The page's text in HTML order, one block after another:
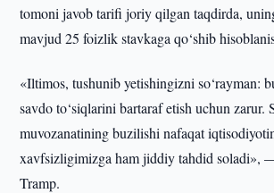
tomoni javob tarifi joriy qilgan taqdirda,
mavjud 25 foizlik stavkaga qo‘shib
«Iltimos, tushunib yetishingizni so‘rayman:
savdo to‘siqlarini bartaraf etish uchun zarur.
muvozanatining buzilishi nafaqat
xavfsizligimizga ham jiddiy tahdid soladi»,
Tramp.